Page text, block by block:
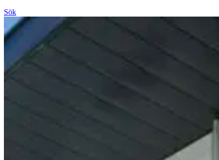
Sök